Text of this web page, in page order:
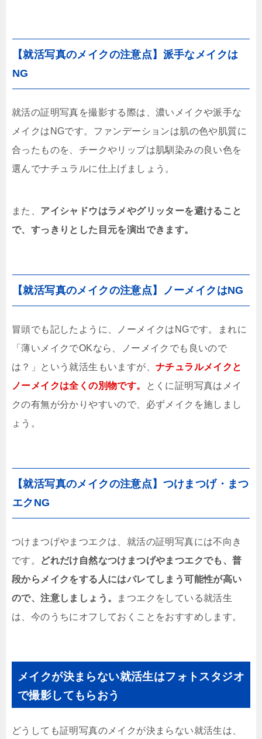
【就活写真のメイクの注意点】派手なメイクは
NG
就活の証明写真を撮影する際は、濃いメイクや派手な
メイクはNGです。ファンデーションは肌の色や肌質に
合ったものを、チークやリップは肌馴染みの良い色を
選んでナチュラルに仕上げましょう。
また、 アイシャドウはラメやグリッターを避けること
で、すっきりとした目元を演出できます。
【就活写真のメイクの注意点】ノーメイクはNG
冒頭でも記したように、ノーメイクはNGです。まれに
「薄いメイクでOKなら、ノーメイクでも良いので
は？」という就活生もいますが、 ナチュラルメイクと
ノーメイクは全くの別物です。
とくに証明写真はメイ
クの有無が分かりやすいので、必ずメイクを施しまし
ょう。
【就活写真のメイクの注意点】つけまつげ・まつ
エクNG
つけまつげやまつエクは、就活の証明写真には不向き
です。
どれだけ自然なつけまつげやまつエクでも、普
段からメイクをする人にはバレてしまう可能性が高い
ので、注意しましょう。
まつエクをしている就活生
は、今のうちにオフしておくことをおすすめします。
メイクが決まらない就活生はフォトスタジオ
で撮影してもらおう
どうしても証明写真のメイクが決まらない就活生は、